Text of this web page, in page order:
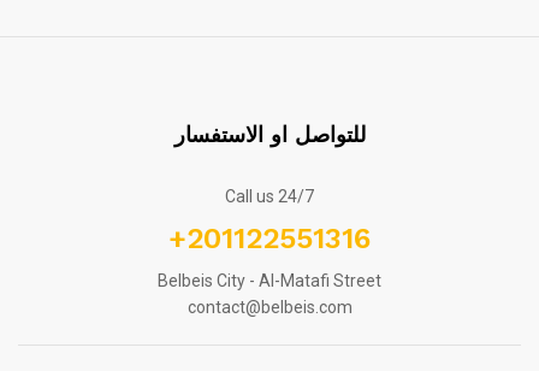
للتواصل او الاستفسار
Call us 24/7
+201122551316
Belbeis City - Al-Matafi Street
contact@belbeis.com